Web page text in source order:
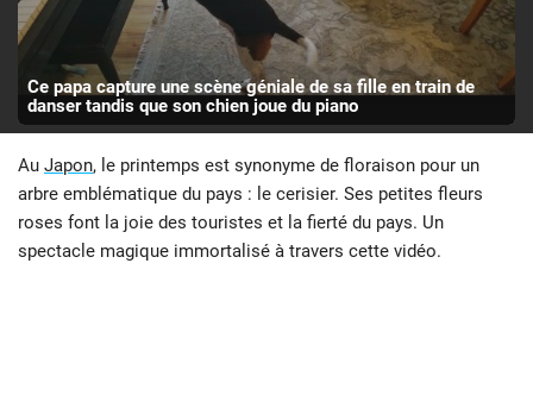
Ce papa capture une scène géniale de sa fille en train de
danser tandis que son chien joue du piano
Au Japon, le printemps est synonyme de floraison pour un
arbre emblématique du pays : le cerisier. Ses petites fleurs
roses font la joie des touristes et la fierté du pays. Un
spectacle magique immortalisé à travers cette vidéo.